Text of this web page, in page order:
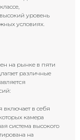
уровень
условиях.
на рынке в пяти
различные
включает в себя
камера
система высокого
на